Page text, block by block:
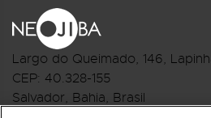
Largo do Queimado, 146,
CEP: 40.328-155
Salvador, Bahia, Brasil